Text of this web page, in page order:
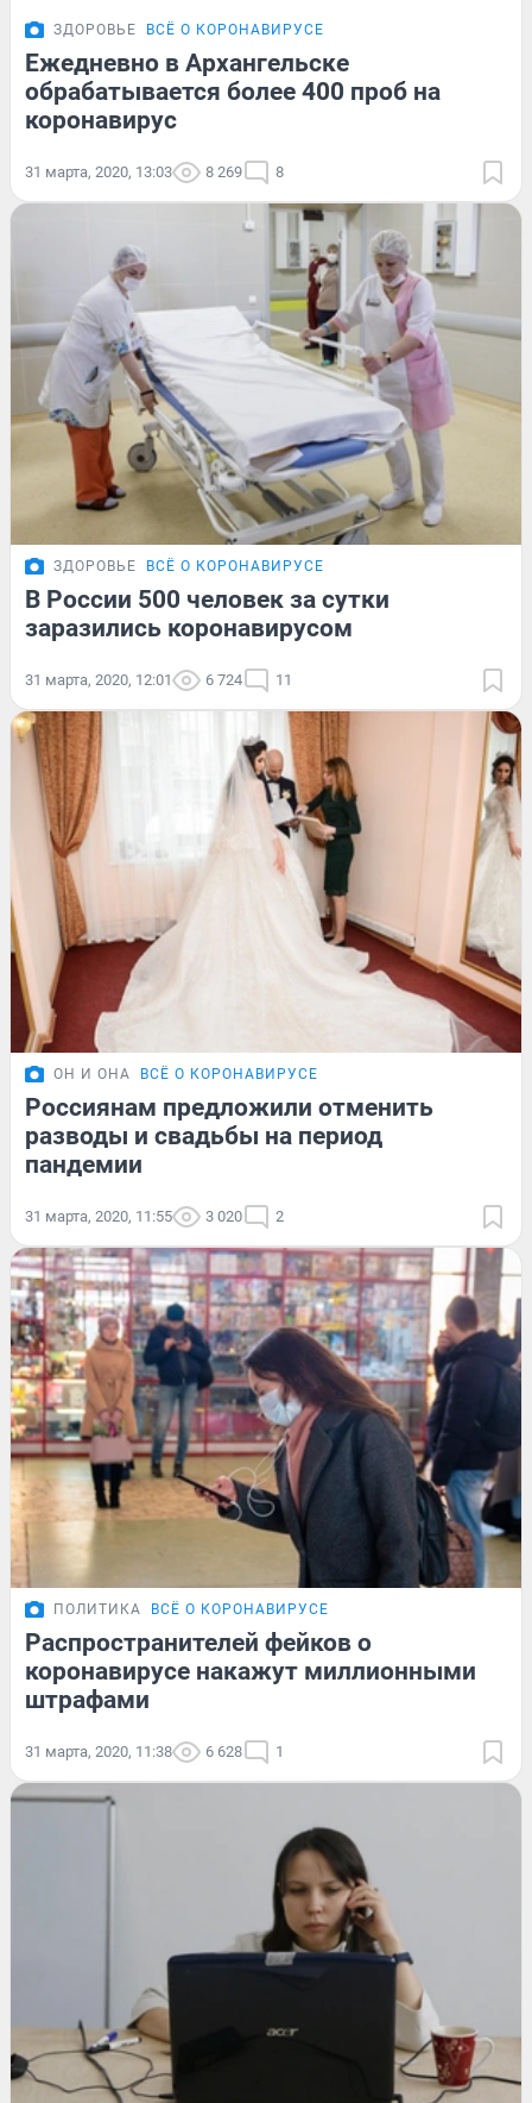
ЗДОРОВЬЕ ВСЁ О КОРОНАВИРУСЕ
Ежедневно в Архангельске
обрабатывается более 400 проб на
коронавирус
31 марта, 2020, 13:03 8 269 8
ЗДОРОВЬЕ ВСЁ О КОРОНАВИРУСЕ
В России 500 человек за сутки
заразились коронавирусом
31 марта, 2020, 12:01 6 724 11
ОН И ОНА ВСЁ О КОРОНАВИРУСЕ
Россиянам предложили отменить
разводы и свадьбы на период
пандемии
31 марта, 2020, 11:55 3 020 2
ПОЛИТИКА ВСЁ О КОРОНАВИРУСЕ
Распространителей фейков о
коронавирусе накажут миллионными
штрафами
31 марта, 2020, 11:38 6 628 1